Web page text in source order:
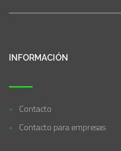
INFORMACIÓN
Contacto
Contacto para empresas